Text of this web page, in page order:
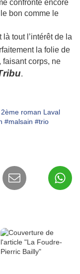
confronte encore
bon comme le
tout l’intérêt de la
la folie de
faisant corps, ne
.
roman Laval
#malsain #trio